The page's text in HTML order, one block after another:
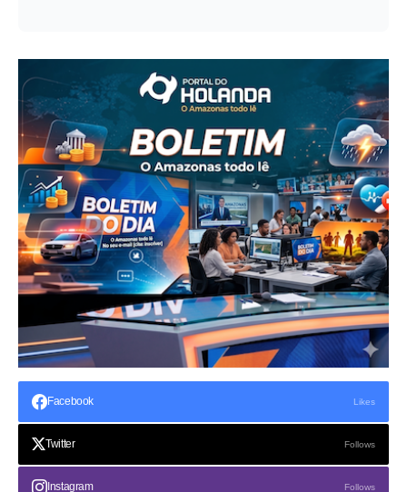
Facebook Likes
Twitter Follows
Instagram Follows